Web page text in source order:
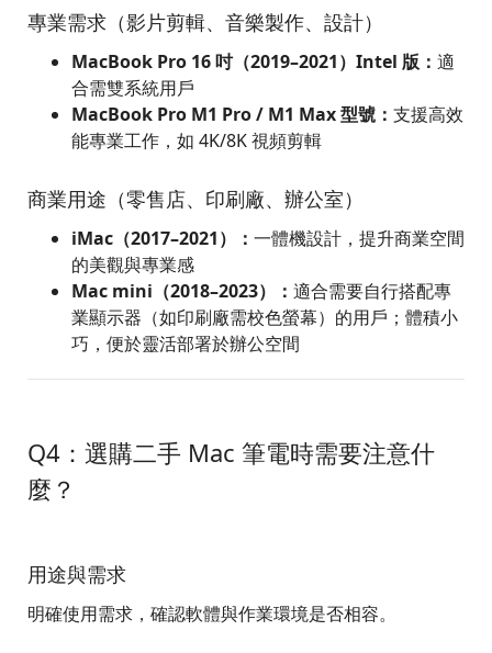
專業需求（影片剪輯、音樂製作、設計）
MacBook Pro 16 吋（2019–2021）Intel 版： 適
合需雙系統用戶
MacBook Pro M1 Pro / M1 Max 型號： 支援高效
能專業工作，如 4K/8K 視頻剪輯
商業用途（零售店、印刷廠、辦公室）
iMac（2017–2021）： 一體機設計，提升商業空間
的美觀與專業感
Mac mini（2018–2023）： 適合需要自行搭配專
業顯示器（如印刷廠需校色螢幕）的用戶；體積小
巧，便於靈活部署於辦公空間
Q4：選購二手 Mac 筆電時需要注意什
麼？
用途與需求
明確使用需求，確認軟體與作業環境是否相容。